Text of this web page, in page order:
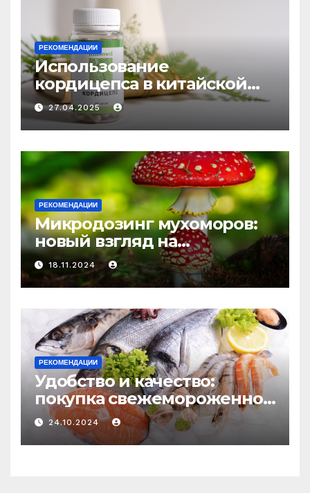
РЕКОМЕНДАЦИИ
Использование
кордицепса в китайской
медицине: природное
средство против усталости
и истощения
27.04.2025
РЕКОМЕНДАЦИИ
Микродозинг мухоморов:
новый взгляд на
психоделику
18.11.2024
РЕКОМЕНДАЦИИ
Удобство и качество:
покупка свежемороженной
рыбы онлайн
24.10.2024